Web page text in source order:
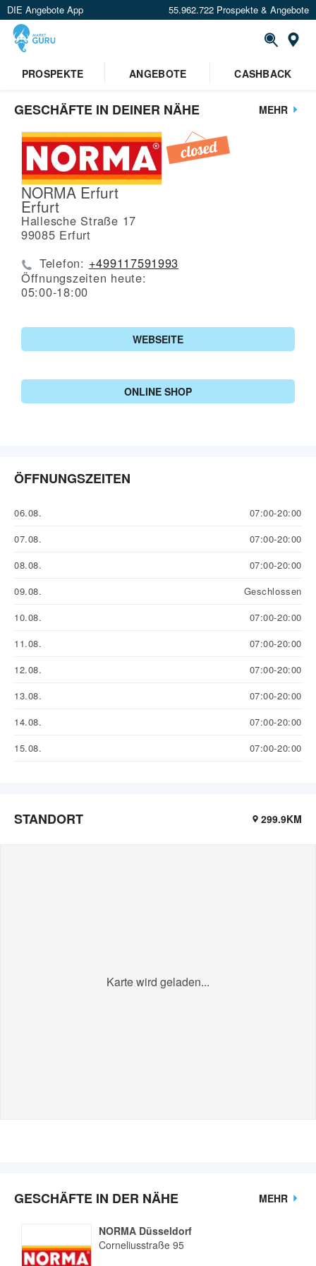
DIE Angebote App 55.962.722 Prospekte & Angebote
PROSPEKTE
ANGEBOTE CASHBACK
GESCHÄFTE IN DEINER NÄHE MEHR
NORMA Erfurt
Erfurt
Hallesche Straße 17
99085 Erfurt
Telefon: +499117591993
Öffnungszeiten heute:
05:00-18:00
WEBSEITE
ONLINE SHOP
ÖFFNUNGSZEITEN
06.08.
07:00-20:00
07.08.
07:00-20:00
08.08.
07:00-20:00
09.08.
Geschlossen
10.08.
07:00-20:00
11.08.
07:00-20:00
12.08.
07:00-20:00
13.08.
07:00-20:00
14.08.
07:00-20:00
15.08.
07:00-20:00
STANDORT 299.9KM
Karte wird geladen...
GESCHÄFTE IN DER NÄHE MEHR
NORMA Düsseldorf
Corneliusstraße 95